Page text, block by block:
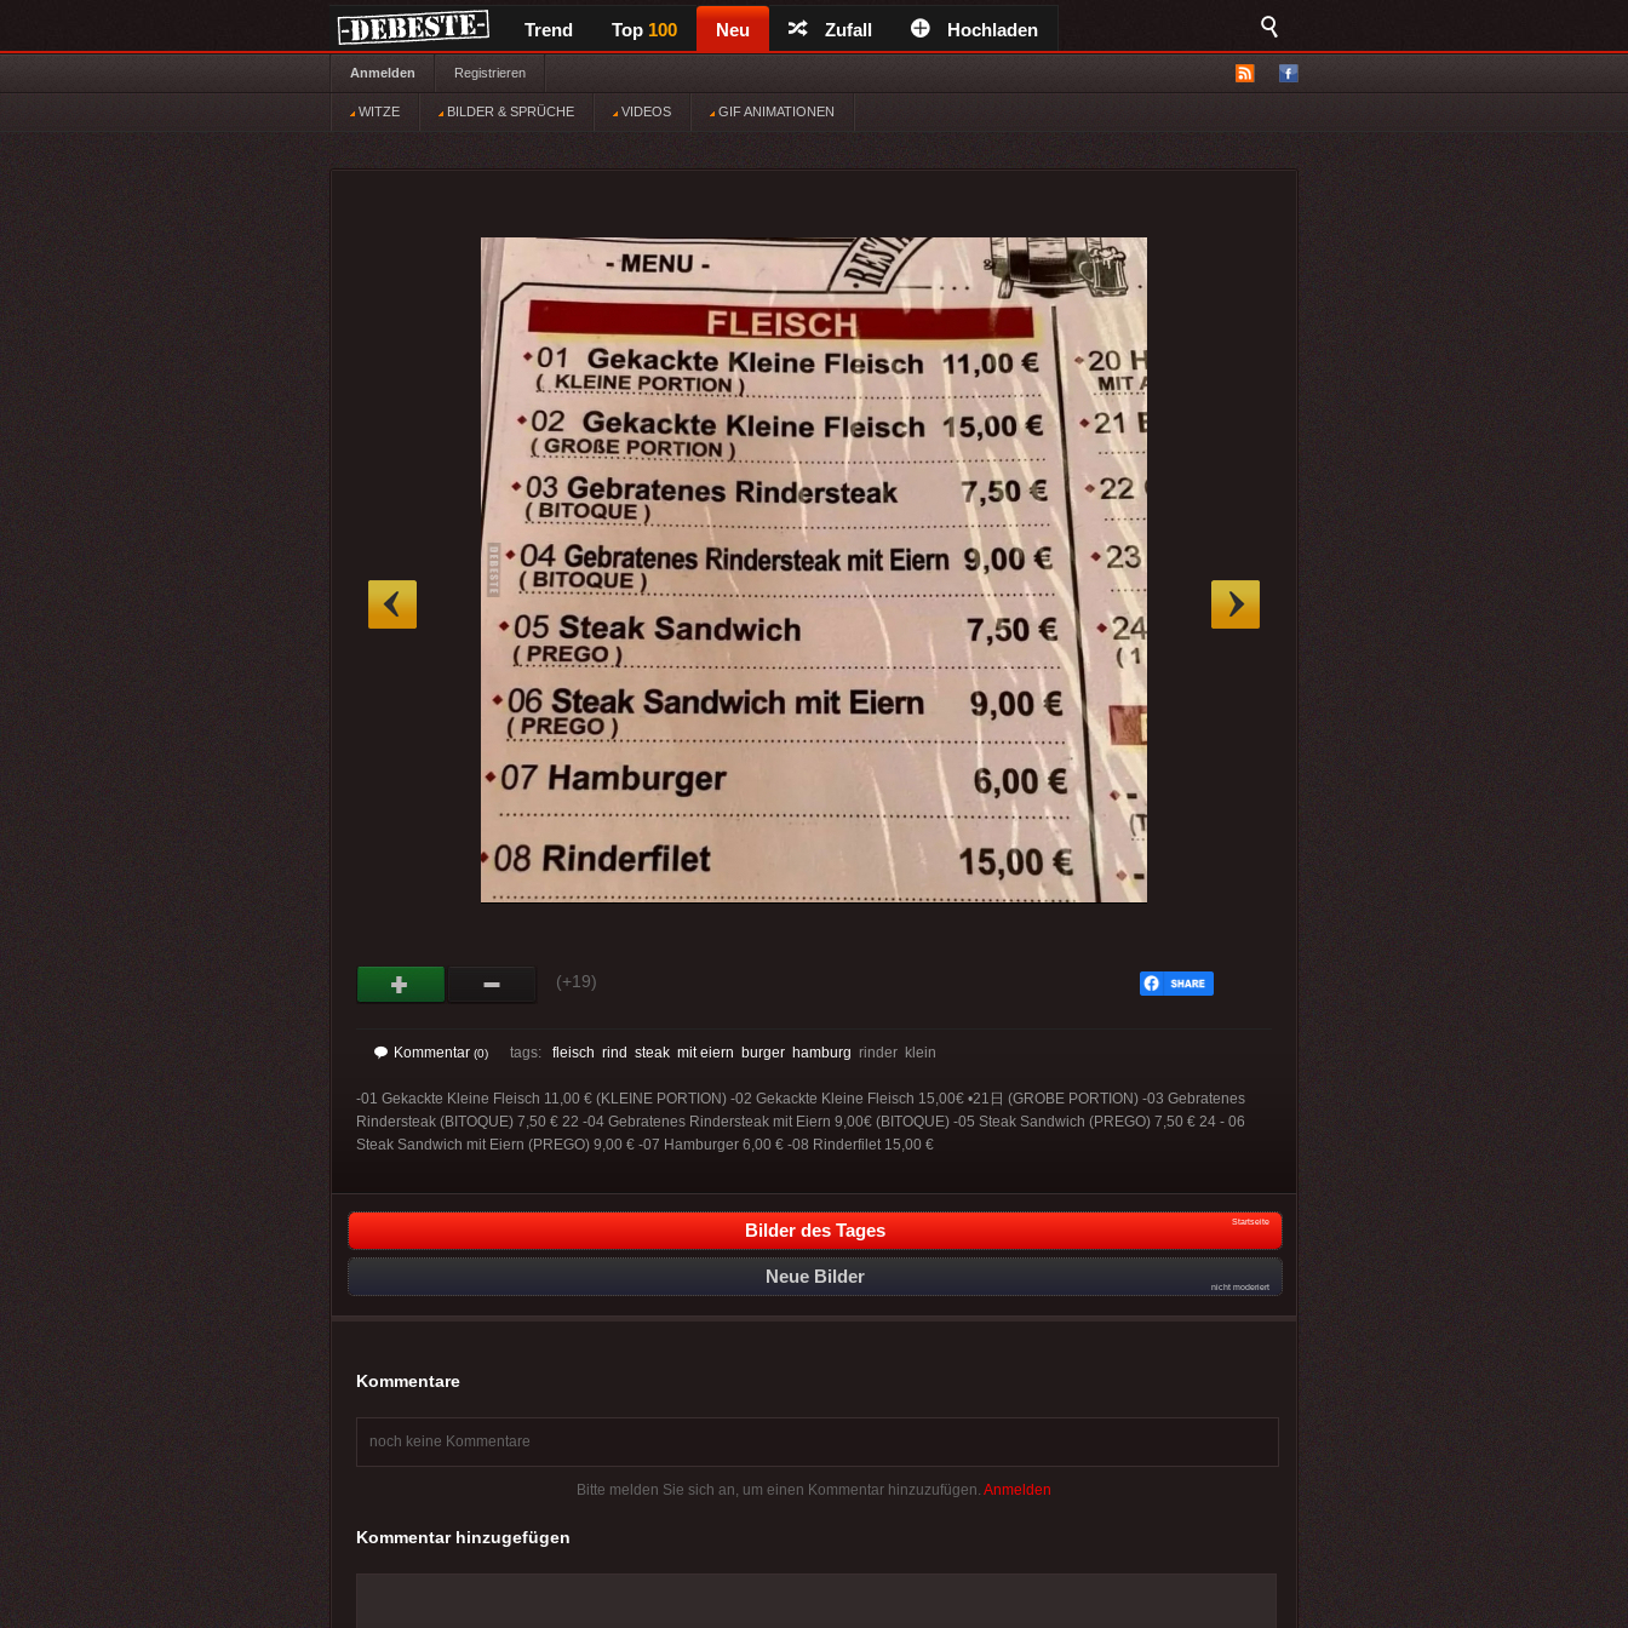
Trend Top 100 Neu Zufall Hochladen
Anmelden Registrieren
WITZE BILDER & SPRÜCHE VIDEOS GIF ANIMATIONEN
(+19)
Kommentar (0) tags: fleisch rind steak mit eiern burger hamburg rinder klein
-01 Gekackte Kleine Fleisch 11,00 € (KLEINE PORTION) -02 Gekackte Kleine Fleisch 15,00€ •21日 (GROBE PORTION) -03 Gebratenes
Rindersteak (BITOQUE) 7,50 € 22 -04 Gebratenes Rindersteak mit Eiern 9,00€ (BITOQUE) -05 Steak Sandwich (PREGO) 7,50 € 24 - 06
Steak Sandwich mit Eiern (PREGO) 9,00 € -07 Hamburger 6,00 € -08 Rinderfilet 15,00 €
Bilder des Tages Startseite
Neue Bilder
nicht moderiert
Kommentare
noch keine Kommentare
Bitte melden Sie sich an, um einen Kommentar hinzuzufügen. Anmelden
Kommentar hinzugefügen